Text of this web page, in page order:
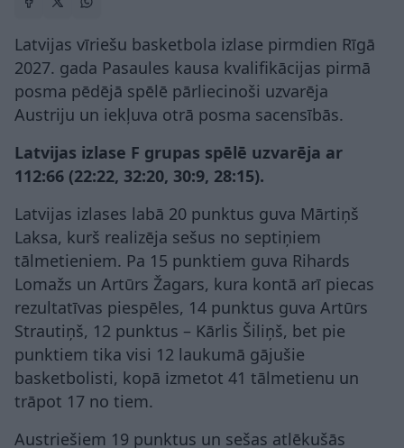
Latvijas vīriešu basketbola izlase pirmdien Rīgā
2027. gada Pasaules kausa kvalifikācijas pirmā
posma pēdējā spēlē pārliecinoši uzvarēja
Austriju un iekļuva otrā posma sacensībās.
Latvijas izlase F grupas spēlē uzvarēja ar
112:66 (22:22, 32:20, 30:9, 28:15).
Latvijas izlases labā 20 punktus guva Mārtiņš
Laksa, kurš realizēja sešus no septiņiem
tālmetieniem. Pa 15 punktiem guva Rihards
Lomažs un Artūrs Žagars, kura kontā arī piecas
rezultatīvas piespēles, 14 punktus guva Artūrs
Strautiņš, 12 punktus – Kārlis Šiliņš, bet pie
punktiem tika visi 12 laukumā gājušie
basketbolisti, kopā izmetot 41 tālmetienu un
trāpot 17 no tiem.
Austriešiem 19 punktus un sešas atlēkušās